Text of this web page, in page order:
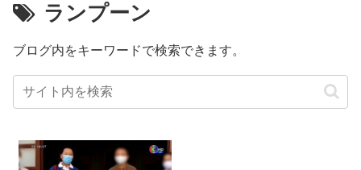
ランプーン
ブログ内をキーワードで検索できます。